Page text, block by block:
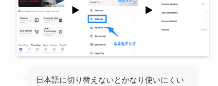
日本語に切り替えないとかなり使いにくい